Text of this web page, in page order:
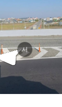
물
서